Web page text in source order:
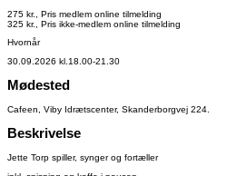
275 kr., Pris medlem online tilmelding
325 kr., Pris ikke-medlem online tilmelding
Hvornår
30.09.2026 kl.18.00-21.30
Mødested
Cafeen, Viby Idrætscenter, Skanderborgvej 224.
Beskrivelse
Jette Torp spiller, synger og fortæller